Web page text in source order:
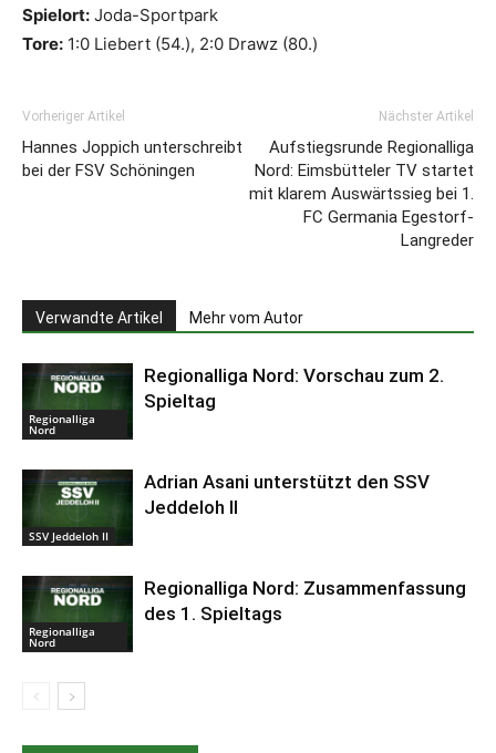
Spielort: Joda-Sportpark
Tore: 1:0 Liebert (54.), 2:0 Drawz (80.)
Vorheriger Artikel
Hannes Joppich unterschreibt
bei der FSV Schöningen
Nächster Artikel
Aufstiegsrunde Regionalliga
Nord: Eimsbütteler TV startet
mit klarem Auswärtssieg bei 1.
FC Germania Egestorf-
Langreder
Verwandte Artikel Mehr vom Autor
Regionalliga
Nord
Regionalliga Nord: Vorschau zum 2.
Spieltag
SSV Jeddeloh II
Adrian Asani unterstützt den SSV
Jeddeloh II
Regionalliga
Nord
Regionalliga Nord: Zusammenfassung
des 1. Spieltags